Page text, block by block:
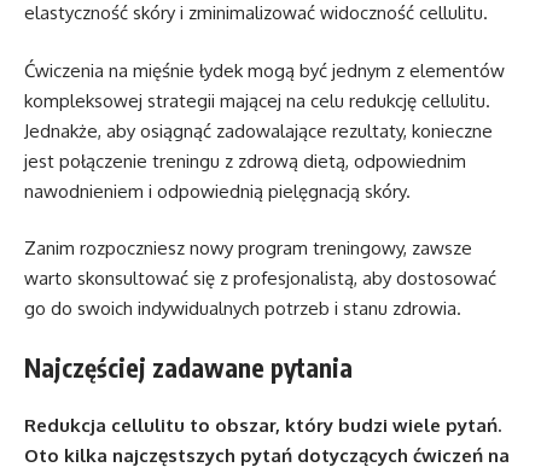
elastyczność skóry i zminimalizować widoczność cellulitu.
Ćwiczenia na mięśnie łydek mogą być jednym z elementów
kompleksowej strategii mającej na celu redukcję cellulitu.
Jednakże, aby osiągnąć zadowalające rezultaty, konieczne
jest połączenie treningu z zdrową dietą, odpowiednim
nawodnieniem i odpowiednią pielęgnacją skóry.
Zanim rozpoczniesz nowy program treningowy, zawsze
warto skonsultować się z profesjonalistą, aby dostosować
go do swoich indywidualnych potrzeb i stanu zdrowia.
Najczęściej zadawane pytania
Redukcja cellulitu to obszar, który budzi wiele pytań.
Oto kilka najczęstszych pytań dotyczących ćwiczeń na